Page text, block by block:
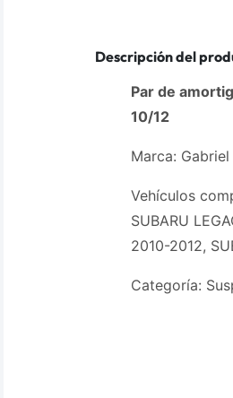
Descripción del
Par de
10/12
Marca: Gabriel
Vehículos
SUBARU
2010-2012,
Categoría: